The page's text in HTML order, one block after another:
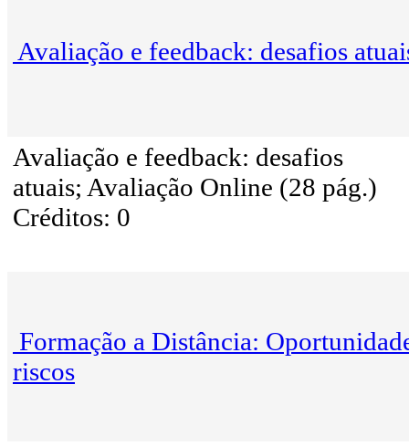
Avaliação e feedback: desafios
Avaliação e feedback: desafios
atuais; Avaliação Online (28 pág.)
Créditos: 0
Formação a Distância:
riscos